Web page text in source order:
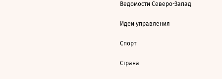
Ведомости Северо-Запад
Идеи управления
Спорт
Страна